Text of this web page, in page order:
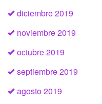
diciembre 2019
noviembre 2019
octubre 2019
septiembre 2019
agosto 2019